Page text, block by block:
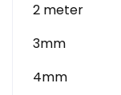
2 meter
3mm
4mm